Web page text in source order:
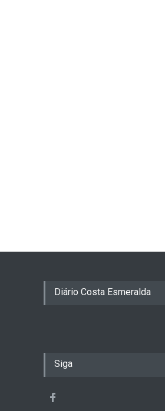
Diário Costa Esmeralda
Siga